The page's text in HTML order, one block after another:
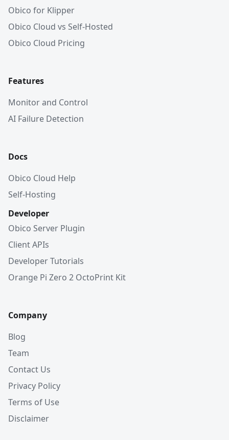
Obico for Klipper
Obico Cloud vs Self-Hosted
Obico Cloud Pricing
Features
Monitor and Control
AI Failure Detection
Docs
Obico Cloud Help
Self-Hosting
Developer
Obico Server Plugin
Client APIs
Developer Tutorials
Orange Pi Zero 2 OctoPrint Kit
Company
Blog
Team
Contact Us
Privacy Policy
Terms of Use
Disclaimer